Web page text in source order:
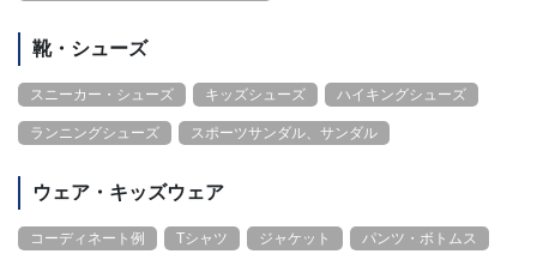
靴・シューズ
スニーカー・シューズ キッズシューズ ハイキングシューズ
ランニングシューズ スポーツサンダル、サンダル
ウェア・キッズウェア
コーディネート例 Tシャツ ジャケット パンツ・ボトムス